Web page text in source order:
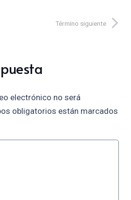
Término siguiente
electrónico no será
obligatorios están marcados